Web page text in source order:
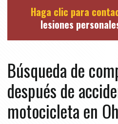
Haga clic para
lesiones
Búsqueda de
después de
motocicleta en